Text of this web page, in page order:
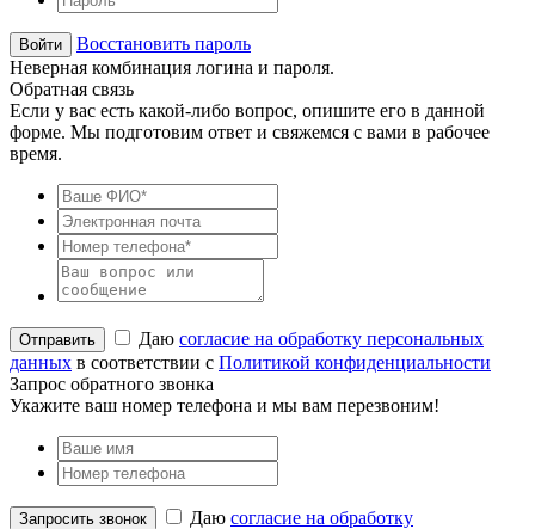
Восстановить пароль
Неверная комбинация логина и пароля.
Обратная связь
Если у вас есть какой-либо вопрос, опишите его в данной
форме. Мы подготовим ответ и свяжемся с вами в рабочее
время.
Даю согласие на обработку персональных
данных в соответствии с Политикой конфиденциальности
Запрос обратного звонка
Укажите ваш номер телефона и мы вам перезвоним!
Даю согласие на обработку